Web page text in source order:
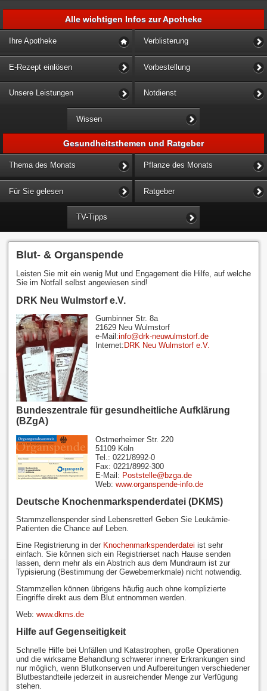
Alle wichtigen Infos zur Apotheke
Ihre Apotheke Verblisterung
E-Rezept einlösen Vorbestellung
Unsere Leistungen Notdienst
Wissen
Gesundheitsthemen und Ratgeber
Thema des Monats Pflanze des Monats
Für Sie gelesen Ratgeber
TV-Tipps
Blut- & Organspende
Leisten Sie mit ein wenig Mut und Engagement die Hilfe, auf welche
Sie im Notfall selbst angewiesen sind!
DRK Neu Wulmstorf e.V.
Gumbinner Str. 8a
21629 Neu Wulmstorf
e-Mail:info@drk-neuwulmstorf.de
Internet: DRK Neu Wulmstorf e.V.
Bundeszentrale für gesundheitliche Aufklärung
(BZgA)
Ostmerheimer Str. 220
51109 Köln
Tel.: 0221/8992-0
Fax: 0221/8992-300
E-Mail: Poststelle@bzga.de
Web: www.organspende-info.de
Deutsche Knochenmarkspenderdatei (DKMS)
Stammzellenspender sind Lebensretter! Geben Sie Leukämie-
Patienten die Chance auf Leben.
Eine Registrierung in der Knochenmarkspenderdatei ist sehr
einfach. Sie können sich ein Registrierset nach Hause senden
lassen, denn mehr als ein Abstrich aus dem Mundraum ist zur
Typisierung (Bestimmung der Gewebemerkmale) nicht notwendig.
Stammzellen können übrigens häufig auch ohne komplizierte
Eingriffe direkt aus dem Blut entnommen werden.
Web: www.dkms.de
Hilfe auf Gegenseitigkeit
Schnelle Hilfe bei Unfällen und Katastrophen, große Operationen
und die wirksame Behandlung schwerer innerer Erkrankungen sind
nur möglich, wenn Blutkonserven und Aufbereitungen verschiedener
Blutbestandteile jederzeit in ausreichender Menge zur Verfügung
stehen.